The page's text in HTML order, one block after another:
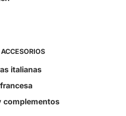
italianas
complementos